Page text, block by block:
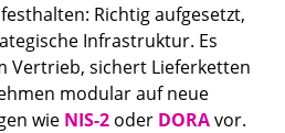
Richtig aufgesetzt,
Infrastruktur. Es
Vertrieb, sichert Lieferketten
modular auf neue
wie NIS-2 oder DORAvor.